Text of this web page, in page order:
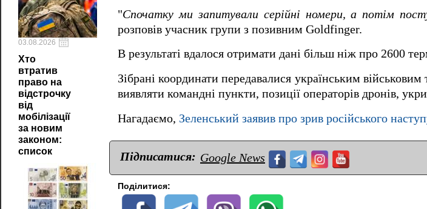
03.08.2026
Хто
втратив
право на
відстрочку
від
мобілізації
за новим
законом:
список
"Спочатку ми запитували серійні номери, а потім
розповів учасник групи з позивним Goldfinger.
В результаті вдалося отримати дані більш ніж про 2600
Зібрані координати передавалися українським
виявляти командні пункти, позиції операторів дронів,
Нагадаємо, Зеленський заявив про зрив російського
Підписатися: Google News
Поділитися: